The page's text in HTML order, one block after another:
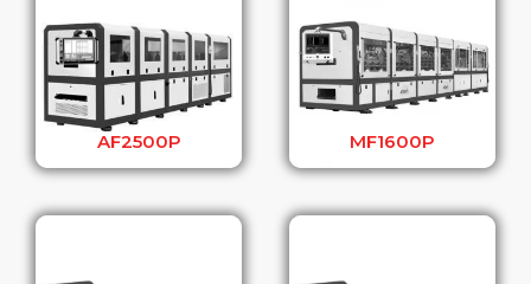
AF2500P MF1600P